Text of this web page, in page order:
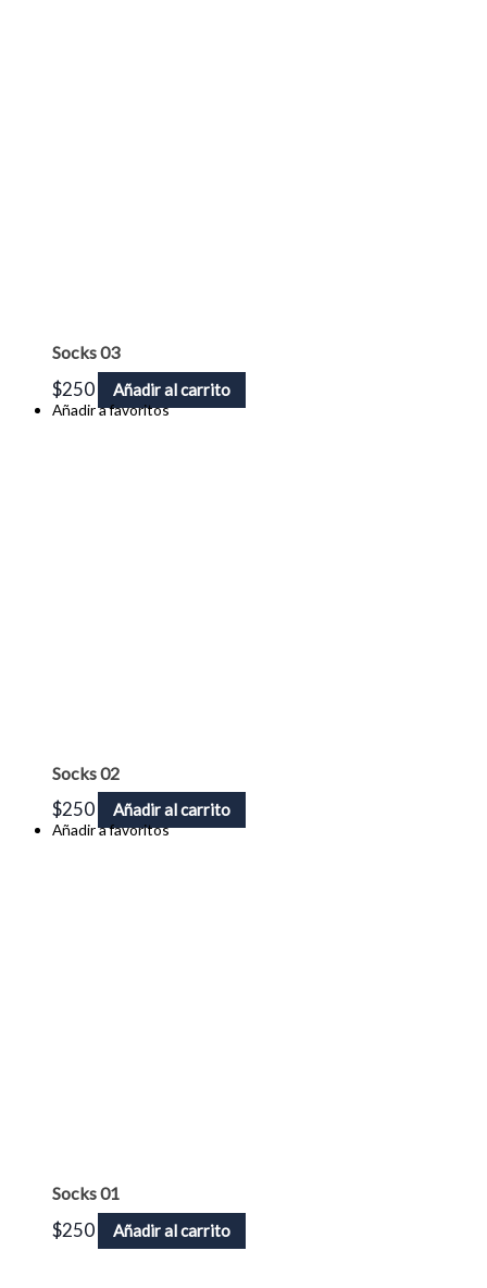
Socks 03
$250 Añadir al carrito
Añadir a favoritos
Socks 02
$250 Añadir al carrito
Añadir a favoritos
Socks 01
$250 Añadir al carrito